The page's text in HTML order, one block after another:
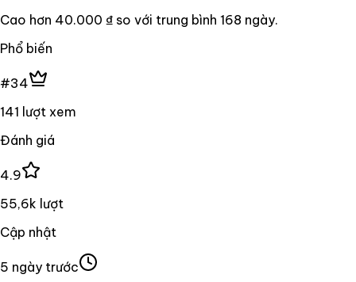
Cao hơn 40.000 ₫ so với trung bình 168 ngày.
Phổ biến
#34
141 lượt xem
Đánh giá
4.9
55,6k lượt
Cập nhật
5 ngày trước